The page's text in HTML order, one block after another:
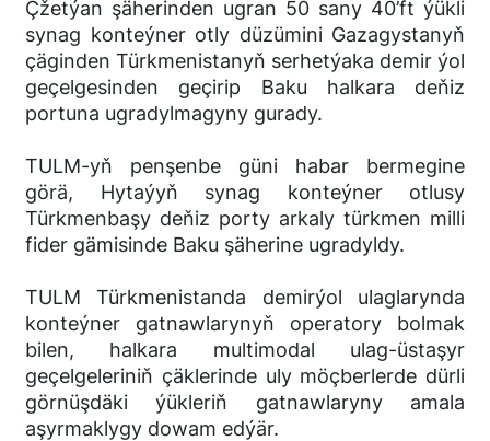
Çžetýan şäherinden ugran 50 sany 40’ft ýükli
synag konteýner otly düzümini Gazagystanyň
çäginden Türkmenistanyň serhetýaka demir ýol
geçelgesinden geçirip Baku halkara deňiz
portuna ugradylmagyny gurady.
TULM-yň penşenbe güni habar bermegine
görä, Hytaýyň synag konteýner otlusy
Türkmenbaşy deňiz porty arkaly türkmen milli
fider gämisinde Baku şäherine ugradyldy.
TULM Türkmenistanda demirýol ulaglarynda
konteýner gatnawlarynyň operatory bolmak
bilen, halkara multimodal ulag-üstaşyr
geçelgeleriniň çäklerinde uly möçberlerde dürli
görnüşdäki ýükleriň gatnawlaryny amala
aşyrmaklygy dowam edýär.